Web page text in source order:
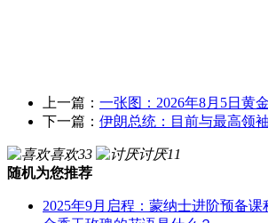
上一篇： 一张图：2026年8月5日黄
下一篇： 伊朗总统：目前与最高领
喜欢33 讨厌11
随机为您推荐
2025年9月启程：蒙纳士进阶预备课